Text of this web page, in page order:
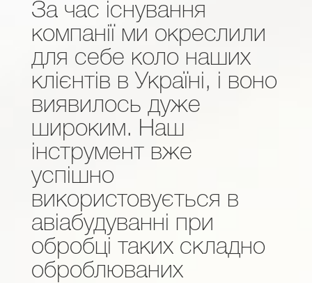
За час існування
компанії ми окреслили
для себе коло наших
клієнтів в Україні, і воно
виявилось дуже
широким. Наш
інструмент вже
успішно
використовується в
авіабудуванні при
обробці таких складно
оброблюваних